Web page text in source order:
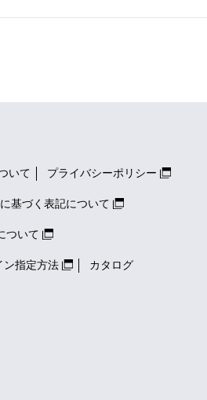
いて プライバシーポリシー
基づく表記について
ついて
ン指定方法 カタログ